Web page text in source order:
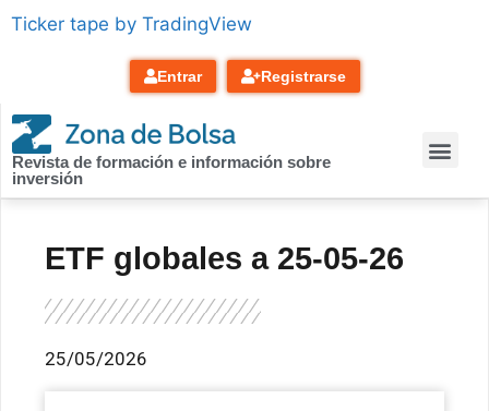
contenido
Ticker tape by TradingView
Entrar Registrarse
Revista de formación e información sobre
inversión
ETF globales a 25-05-26
25/05/2026